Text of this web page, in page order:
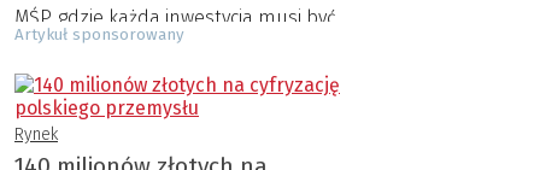
MŚP, gdzie każda inwestycja musi być
dobrze przemyślana, możliwość
uzyskania zewnętrznego wsparcia
finansowego ma ogromne znaczenie.
Program Dig.IT Transformacja Cyfrowa,
Artykuł sponsorowany
Rynek